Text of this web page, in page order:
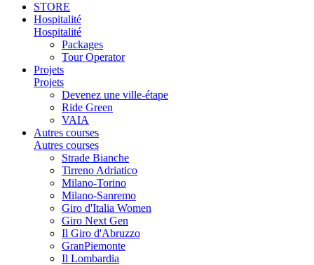
STORE
Hospitalité
Hospitalité
Packages
Tour Operator
Projets
Projets
Devenez une ville-étape
Ride Green
VAIA
Autres courses
Autres courses
Strade Bianche
Tirreno Adriatico
Milano-Torino
Milano-Sanremo
Giro d'Italia Women
Giro Next Gen
Il Giro d'Abruzzo
GranPiemonte
Il Lombardia